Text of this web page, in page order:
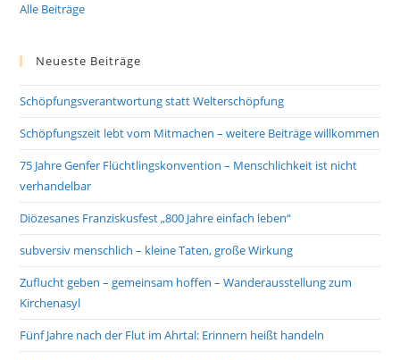
Alle Beiträge
Neueste Beiträge
Schöpfungsverantwortung statt Welterschöpfung
Schöpfungszeit lebt vom Mitmachen – weitere Beiträge willkommen
75 Jahre Genfer Flüchtlingskonvention – Menschlichkeit ist nicht
verhandelbar
Diözesanes Franziskusfest „800 Jahre einfach leben“
subversiv menschlich – kleine Taten, große Wirkung
Zuflucht geben – gemeinsam hoffen – Wanderausstellung zum
Kirchenasyl
Fünf Jahre nach der Flut im Ahrtal: Erinnern heißt handeln